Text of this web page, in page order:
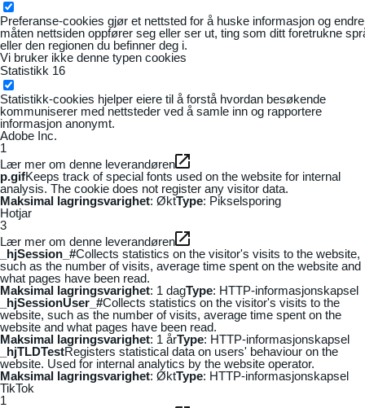
Preferanse-cookies gjør et nettsted for å huske informasjon og
måten nettsiden oppfører seg eller ser ut, ting som ditt foretrukne
eller den regionen du befinner deg i.
Vi bruker ikke denne typen cookies
Statistikk 16
Statistikk-cookies hjelper eiere til å forstå hvordan besøkende
kommuniserer med nettsteder ved å samle inn og rapportere
informasjon anonymt.
Adobe Inc.
1
Lær mer om denne leverandøren
p.gifKeeps track of special fonts used on the website for internal
analysis. The cookie does not register any visitor data.
Maksimal lagringsvarighet: ØktType: Pikselsporing
Hotjar
3
Lær mer om denne leverandøren
_hjSession_#Collects statistics on the visitor's visits to the website,
such as the number of visits, average time spent on the website and
what pages have been read.
Maksimal lagringsvarighet: 1 dagType: HTTP-informasjonskapsel
_hjSessionUser_#Collects statistics on the visitor's visits to the
website, such as the number of visits, average time spent on the
website and what pages have been read.
Maksimal lagringsvarighet: 1 årType: HTTP-informasjonskapsel
_hjTLDTestRegisters statistical data on users' behaviour on the
website. Used for internal analytics by the website operator.
Maksimal lagringsvarighet: ØktType: HTTP-informasjonskapsel
TikTok
1